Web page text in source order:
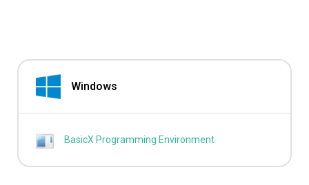
Windows
BasicX Programming Environment